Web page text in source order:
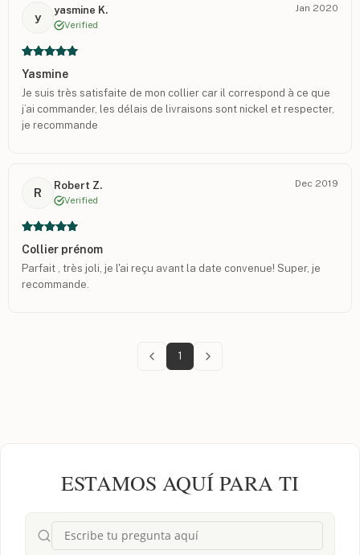
y
yasmine K.
Verified
Jan 2020
Yasmine
Je suis très satisfaite de mon collier car il correspond à ce que
j’ai commander, les délais de livraisons sont nickel et respecter,
je recommande
R
Robert Z.
Verified
Dec 2019
Collier prénom
Parfait , très joli, je l'ai reçu avant la date convenue! Super, je
recommande.
1
ESTAMOS AQUÍ PARA TI